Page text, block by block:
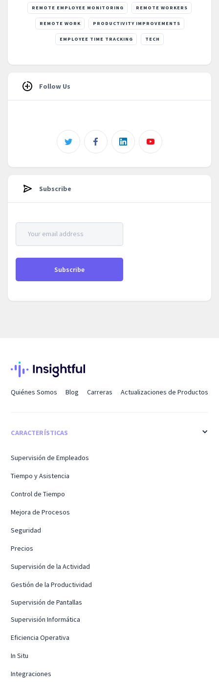
REMOTE EMPLOYEE MONITORING REMOTE WORKERS
REMOTE WORK PRODUCTIVITY IMPROVEMENTS
EMPLOYEE TIME TRACKING TECH
Follow Us
Subscribe
Quiénes Somos Blog Carreras Actualizaciones de Productos
CARACTERÍSTICAS
Supervisión de Empleados
Tiempo y Asistencia
Control de Tiempo
Mejora de Procesos
Seguridad
Precios
Supervisión de la Actividad
Gestión de la Productividad
Supervisión de Pantallas
Supervisión Informática
Eficiencia Operativa
In Situ
Integraciones